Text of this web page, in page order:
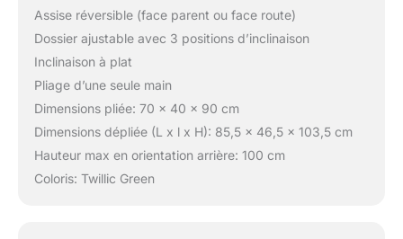
Assise réversible (face parent ou face route)
Dossier ajustable avec 3 positions d’inclinaison
Inclinaison à plat
Pliage d’une seule main
Dimensions pliée: 70 x 40 x 90 cm
Dimensions dépliée (L x l x H): 85,5 x 46,5 x 103,5 cm
Hauteur max en orientation arrière: 100 cm
Coloris: Twillic Green